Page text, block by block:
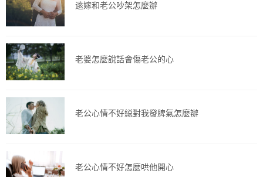
逺嫁和老公吵架怎麼辦
老婆怎麼說話會傷老公的心
老公心情不好縂對我發脾氣怎麼辦
老公心情不好怎麼哄他開心